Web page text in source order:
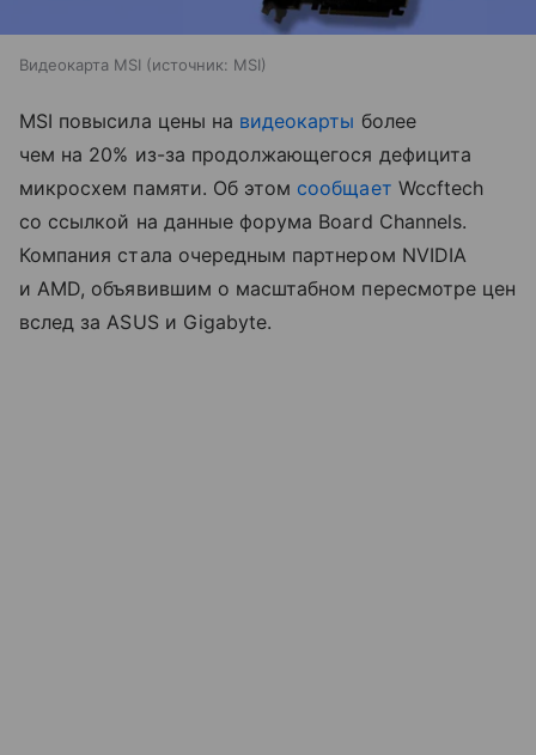
Видеокарта MSI источник: MSI
MSI повысила цены на видеокарты более
чем на 20% из-за продолжающегося дефицита
микросхем памяти. Об этом сообщает Wccftech
со ссылкой на данные форума Board Channels.
Компания стала очередным партнером NVIDIA
и AMD, объявившим о масштабном пересмотре цен
вслед за ASUS и Gigabyte.